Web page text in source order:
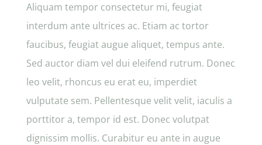
Aliquam tempor consectetur mi, feugiat
interdum ante ultrices ac. Etiam ac tortor
faucibus, feugiat augue aliquet, tempus ante.
Sed auctor diam vel dui eleifend rutrum. Donec
leo velit, rhoncus eu erat eu, imperdiet
vulputate sem. Pellentesque velit velit, iaculis a
porttitor a, tempor id est. Donec volutpat
dignissim mollis. Curabitur eu ante in augue